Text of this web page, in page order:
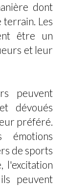
dont
Les
être un
et leur
peuvent
dévoués
préféré.
de sports
l'excitation
peuvent